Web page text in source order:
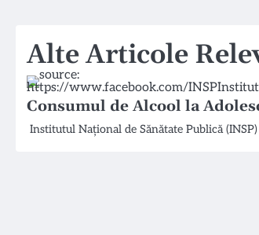
Alte Articole
Consumul de Alcool la
Institutul Național de Sănătate Publică